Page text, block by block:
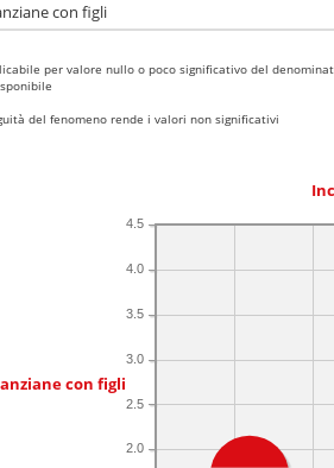
con figli
per valore nullo o poco significativo del
del fenomeno rende i valori non significativi
con figli
2.0
2.5
3.0
3.5
4.0
4.5